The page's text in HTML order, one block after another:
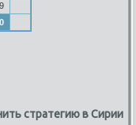
стратегию в Сирии